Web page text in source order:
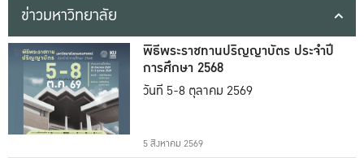
ข่าวมหาวิทยาลัย
พิธีพระราชทานปริญญาบัตร ประจำปี
การศึกษา 2568
วันที่ 5-8 ตุลาคม 2569
5 สิงหาคม 2569